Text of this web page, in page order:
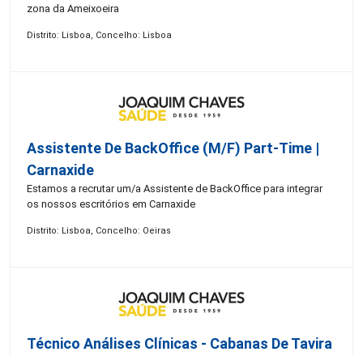
zona da Ameixoeira
Distrito: Lisboa, Concelho: Lisboa
Assistente De BackOffice (M/F) Part-Time |
Carnaxide
Estamos a recrutar um/a Assistente de BackOffice para integrar
os nossos escritórios em Carnaxide
Distrito: Lisboa, Concelho: Oeiras
Técnico Análises Clínicas - Cabanas De Tavira